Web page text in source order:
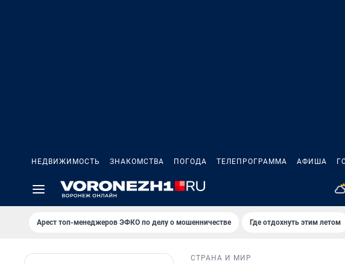
НЕДВИЖИМОСТЬ ЗНАКОМСТВА ПОГОДА ТЕЛЕПРОГРАММА АФИША
Арест топ-менеджеров ЭФКО по делу о мошенничестве Где отдохнуть этим летом
СТРАНА И МИР